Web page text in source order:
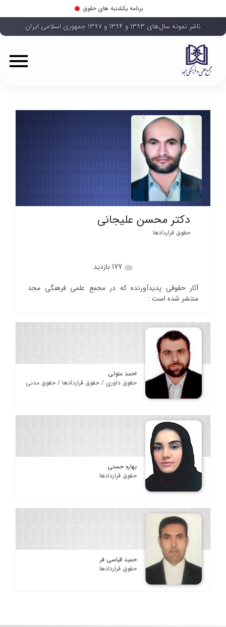
برنامه یکشنبه های حقوق
ناشر نمونه سال‌های ۱۳۹۳ و ۱۳۹۴ و ۱۳۹۷ جمهوری اسلامی ایران
دکتر محسن علیجانی
حقوق قراردادها
177 بازدید
آثار حقوقی پدیدآورنده که در مجمع علمی فرهنگی مجد
منتشر شده است :
احمد متولی
حقوق داوری / حقوق قراردادها / حقوق مدنی
بهاره حسنی
حقوق قراردادها
حمید قیاسی فر
حقوق قراردادها